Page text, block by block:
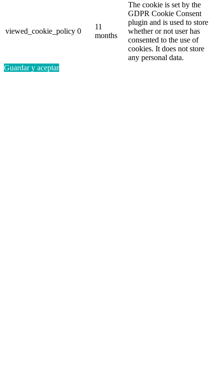
viewed_cookie_policy 0
11
months
The cookie is set by the
GDPR Cookie Consent
plugin and is used to store
whether or not user has
consented to the use of
cookies. It does not store
any personal data.
Guardar y aceptar